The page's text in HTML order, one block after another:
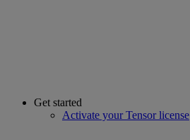
Get started
Activate your Tensor license